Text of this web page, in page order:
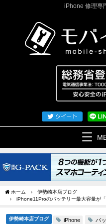
iPhone 修理専
ホーム
伊勢崎本店ブログ
iPhone11Proのバッテリー最大容量が
伊勢崎本店ブログ iPhone バ